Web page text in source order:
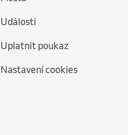
Události
Uplatnit poukaz
Nastavení cookies